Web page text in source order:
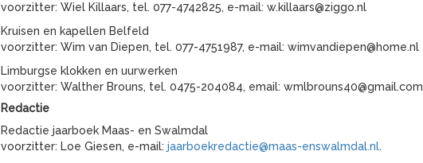
voorzitter: Wiel Killaars, tel. 077-4742825, e-mail: w.killaars@ziggo.nl
Kruisen en kapellen Belfeld
voorzitter: Wim van Diepen, tel. 077-4751987, e-mail: wimvandiepen@home.nl
Limburgse klokken en uurwerken
voorzitter: Walther Brouns, tel. 0475-204084, email: wmlbrouns40@gmail.com
Redactie
Redactie jaarboek Maas- en Swalmdal
voorzitter: Loe Giesen, e-mail: jaarboekredactie@maas-enswalmdal.nl.